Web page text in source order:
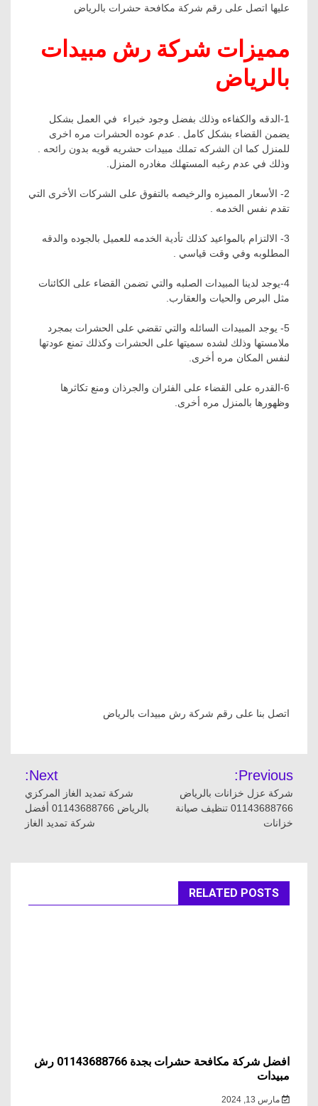
عليها اتصل على رقم شركة مكافحة حشرات بالرياض
مميزات شركة رش مبيدات
بالرياض
1-الدقه والكفاءه وذلك بفضل وجود خبراء في العمل بشكل
يضمن القضاء بشكل كامل . عدم عوده الحشرات مره اخرى
للمنزل كما ان الشركه تملك مبيدات حشريه قويه بدون رائحه .
وذلك في عدم رغبه المستهلك مغادره المنزل.
2- الأسعار المميزه والرخيصه بالتفوق على الشركات الأخرى التي
تقدم نفس الخدمه .
3- الالتزام بالمواعيد كذلك تأدية الخدمه للعميل بالجوده والدقه
المطلوبه وفي وقت قياسي .
4-يوجد لدينا المبيدات الصلبه والتي تضمن القضاء على الكائنات
مثل البرص والحيات والعقارب.
5- يوجد المبيدات السائله والتي تقضي على الحشرات بمجرد
ملامستها وذلك لشده سميتها على الحشرات وكذلك تمنع عودتها
لنفس المكان مره أخرى.
6-القدره على القضاء على الفئران والجرذان ومنع تكاثرها
وظهورها بالمنزل مره أخرى.
اتصل بنا على رقم شركة رش مبيدات بالرياض
تصفّح
المقالات
Previous:
شركة عزل خزانات بالرياض
01143688766 تنظيف صيانة
خزانات
Next:
شركة تمديد الغاز المركزي
بالرياض 01143688766 أفضل
شركة تمديد الغاز
RELATED POSTS
افضل شركة مكافحة حشرات بجدة 01143688766 رش
مبيدات
مارس 13, 2024